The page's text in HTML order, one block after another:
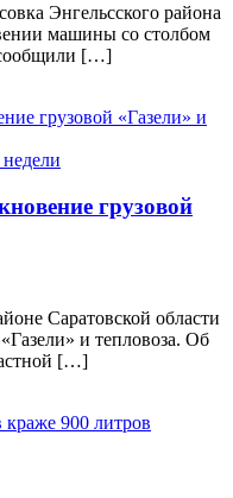
Энгельсского района
машины со столбом
сообщили […]
грузовой
Саратовской области
и тепловоза. Об
[…]